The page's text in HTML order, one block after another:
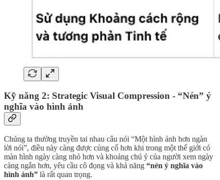
Kỹ năng 2: Strategic Visual Compression - “Nén” ý
nghĩa vào hình ảnh
Chúng ta thường truyền tai nhau câu nói “Một hình ảnh hơn ngàn
lời nói”, điều này càng được củng cố hơn khi trong một thế giới có
màn hình ngày càng nhỏ hơn và khoảng chú ý của người xem ngày
càng ngắn hơn, yêu cầu cô đọng và khả năng “nén ý nghĩa vào
hình ảnh” là rất quan trọng.